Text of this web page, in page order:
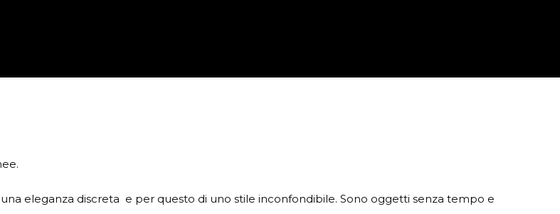
eleganza discreta e per questo di uno stile inconfondibile. Sono oggetti senza tempo e